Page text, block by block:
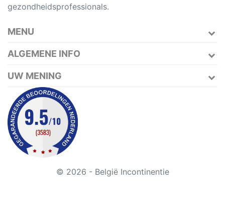
gezondheidsprofessionals.
MENU
ALGEMENE INFO
UW MENING
© 2026 - België Incontinentie